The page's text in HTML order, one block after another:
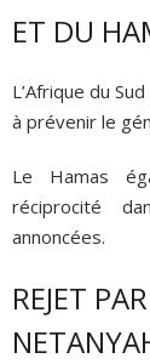
ET DU
L’Afrique du
à prévenir le
Le Hamas
réciprocité
annoncées.
REJET